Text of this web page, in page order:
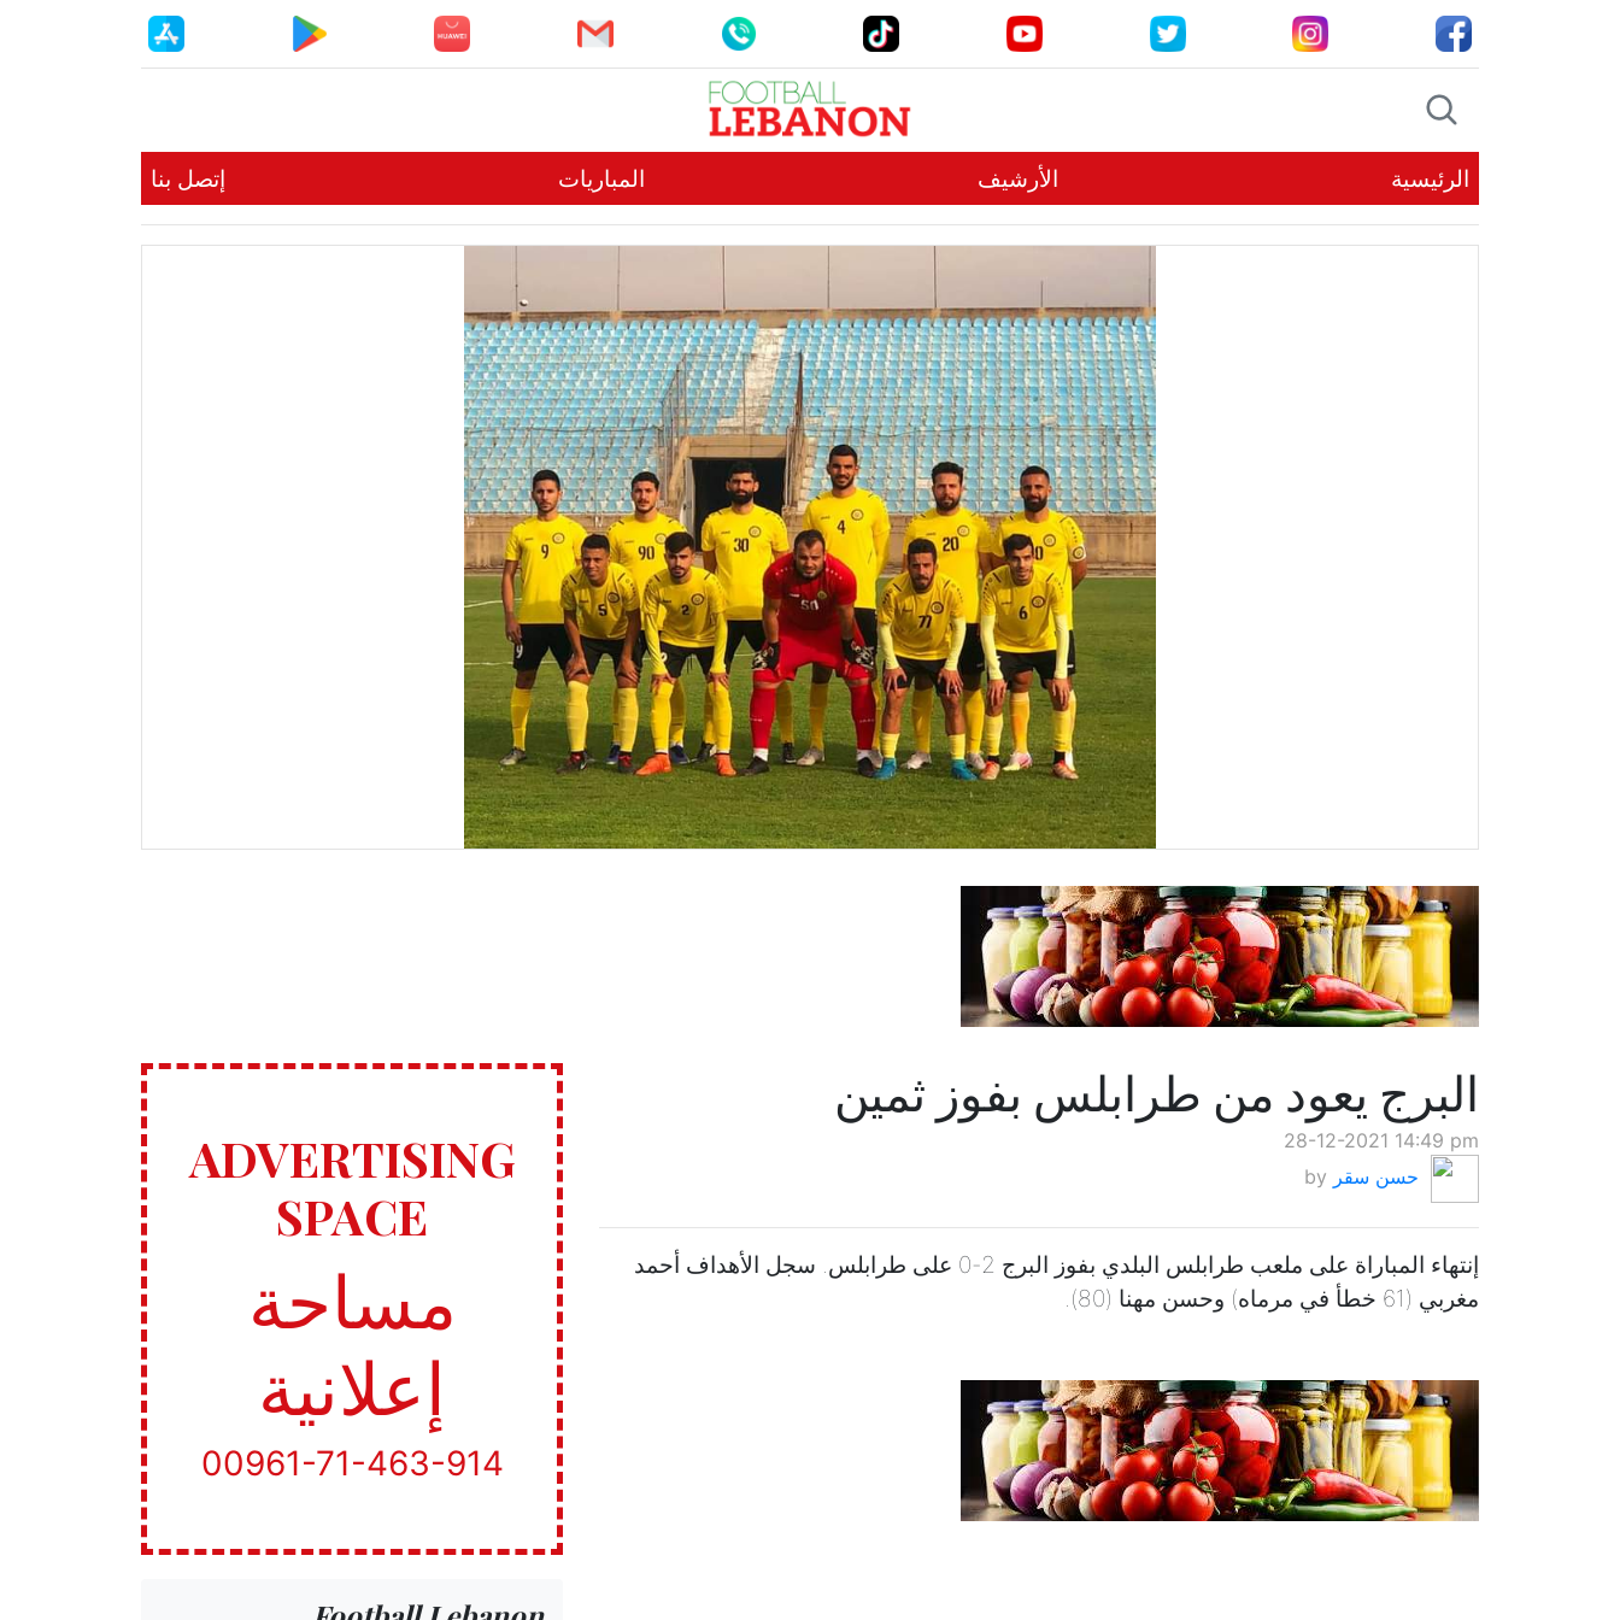
الرئيسية الأرشيف المباريات إتصل بنا
البرج يعود من طرابلس بفوز ثمين
28-12-2021 14:49 pm
by حسن سقر
إنتهاء المباراة على ملعب طرابلس البلدي بفوز البرج 2-0 على طرابلس. سجل الأهداف أحمد
مغربي (61 خطأ في مرماه) وحسن مهنا (80).
ADVERTISING
SPACE
مساحة
إعلانية
00961-71-463-914